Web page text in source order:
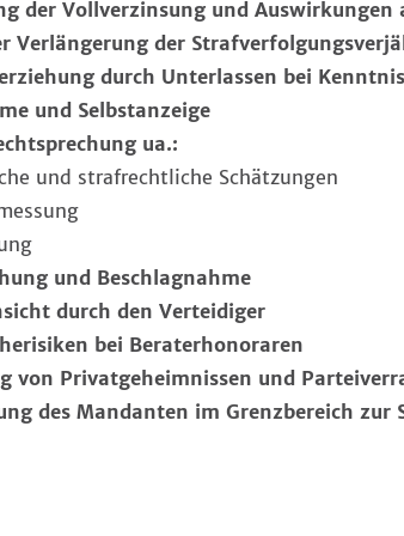
der Vollverzinsung und Auswirkungen
der
durch Unterlassen bei
und Selbstanzeige
ua.:
strafrechtliche Schätzungen
und Beschlagnahme
durch den Verteidiger
bei Beraterhonoraren
Privatgeheimnissen und
des Mandanten im Grenzbereich zur